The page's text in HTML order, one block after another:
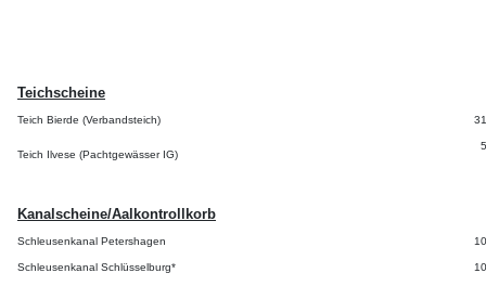
Teichscheine
Teich Bierde (Verbandsteich)
Teich Ilvese (Pachtgewässer IG)
Kanalscheine/Aalkontrollkorb
Schleusenkanal Petershagen
Schleusenkanal Schlüsselburg*